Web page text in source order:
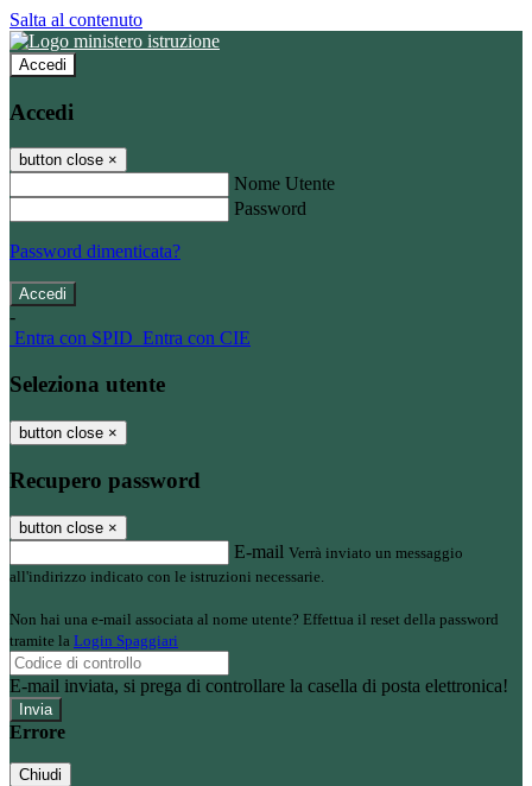
Salta al contenuto
Accedi
Accedi
button close ×
Nome Utente
Password
Password dimenticata?
-
Entra con SPID Entra con CIE
Seleziona utente
button close ×
Recupero password
button close ×
E-mail Verrà inviato un messaggio
all'indirizzo indicato con le istruzioni necessarie.
Non hai una e-mail associata al nome utente? Effettua il reset della password
tramite la Login Spaggiari
E-mail inviata, si prega di controllare la casella di posta elettronica!
Errore
Chiudi